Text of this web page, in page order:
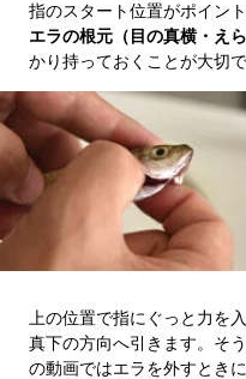
指のスタート位置がポイン
エラの根元（目の真横・え
かり持っておくことが大切で
上の位置で指にぐっと力を
真下の方向へ引きます。そ
の動画ではエラを外すとき